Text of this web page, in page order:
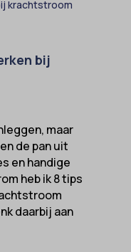
bij
maar
de pan uit
en handige
heb ik 8 tips
daarbij aan